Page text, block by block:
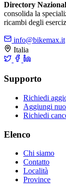
Directory
consolida la
ricambi degli
info@bikemax.it
Italia
Supporto
Richiedi
Aggiungi
Richiedi
Elenco
Chi siamo
Contatto
Località
Province